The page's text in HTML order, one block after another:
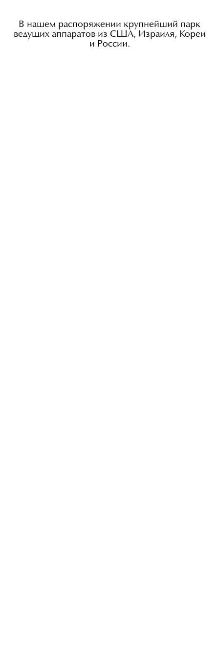
В нашем распоряжении крупнейший парк
ведущих аппаратов из США, Израиля, Кореи
и России.